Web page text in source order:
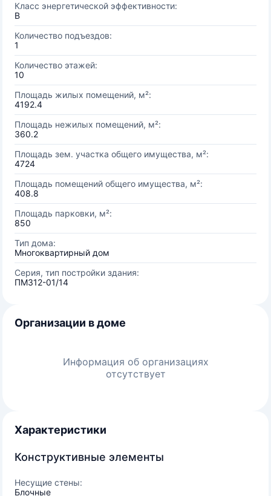
Класс энергетической эффективности:
B
Количество подъездов:
1
Количество этажей:
10
Площадь жилых помещений, м²:
4192.4
Площадь нежилых помещений, м²:
360.2
Площадь зем. участка общего имущества, м²:
4724
Площадь помещений общего имущества, м²:
408.8
Площадь парковки, м²:
850
Тип дома:
Многоквартирный дом
Серия, тип постройки здания:
ПМ312-01/14
Организации в доме
Информация об организациях
отсутствует
Характеристики
Конструктивные элементы
Несущие стены:
Блочные